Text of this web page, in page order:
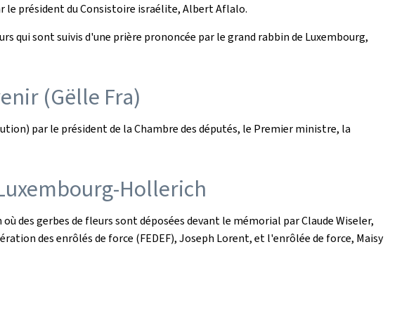
le président du Consistoire israélite, Albert Aflalo.
qui sont suivis d'une prière prononcée par le grand rabbin de Luxembourg,
(Gëlle Fra)
par le président de la Chambre des députés, le Premier ministre, la
Hollerich
des gerbes de fleurs sont déposées devant le mémorial par Claude Wiseler,
des enrôlés de force (FEDEF), Joseph Lorent, et l'enrôlée de force, Maisy